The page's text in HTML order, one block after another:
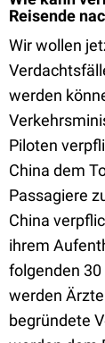
Reisende
Wir wollen
werden
Piloten
China dem
Passagiere
China
ihrem
folgenden 30
werden
begründete